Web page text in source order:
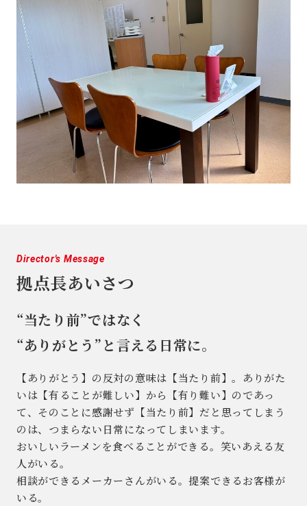
Director's Message
拠点長あいさつ
“当たり前”ではなく
“ありがとう”と言える日常に。
【ありがとう】の反対の意味は【当たり前】。ありがた
いは【有ることが難しい】から【有り難い】のであっ
て、そのことに感謝せず【当たり前】だと思ってしまう
のは、つまらない日常になってしまいます。
おいしいラーメンを食べることができる。笑いあえる友
人がいる。
相談ができるメーカーさんがいる。提案できるお客様が
いる。